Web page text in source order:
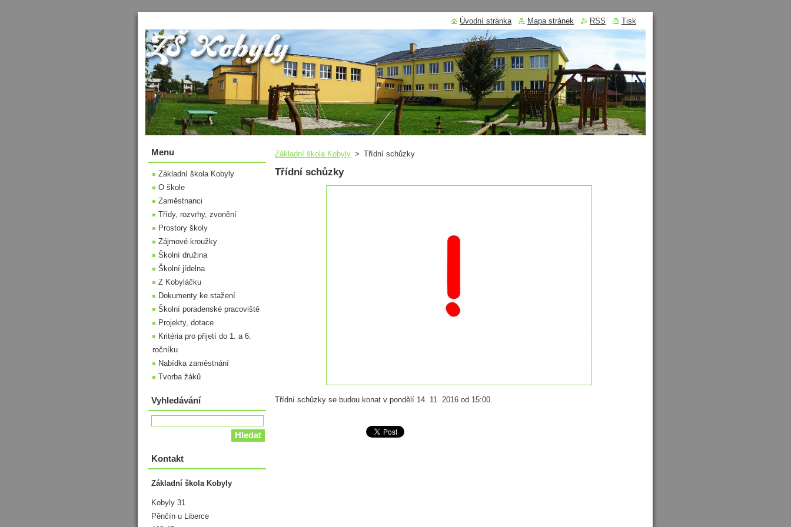
Základní škola Kobyly > Třídní schůzky
Třídní schůzky
Třídní schůzky se budou konat v pondělí 14. 11. 2016 od 15:00.
Menu
Základní škola Kobyly
O škole
Zaměstnanci
Třídy, rozvrhy, zvonění
Prostory školy
Zájmové kroužky
Školní družina
Školní jídelna
Z Kobyláčku
Dokumenty ke stažení
Školní poradenské pracoviště
Projekty, dotace
Kritéria pro přijetí do 1. a 6.
ročníku
Nabídka zaměstnání
Tvorba žáků
Vyhledávání
Kontakt
Základní škola Kobyly
Kobyly 31
Pěnčín u Liberce
Úvodní stránka Mapa stránek RSS Tisk